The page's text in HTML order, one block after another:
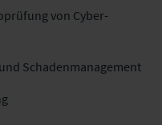
von Cyber-
Schadenmanagement